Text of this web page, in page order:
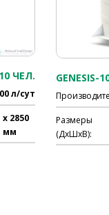
ЧЕЛ.
л/сут
x 2850
мм
GENESIS-
Размеры
(ДхШхВ):